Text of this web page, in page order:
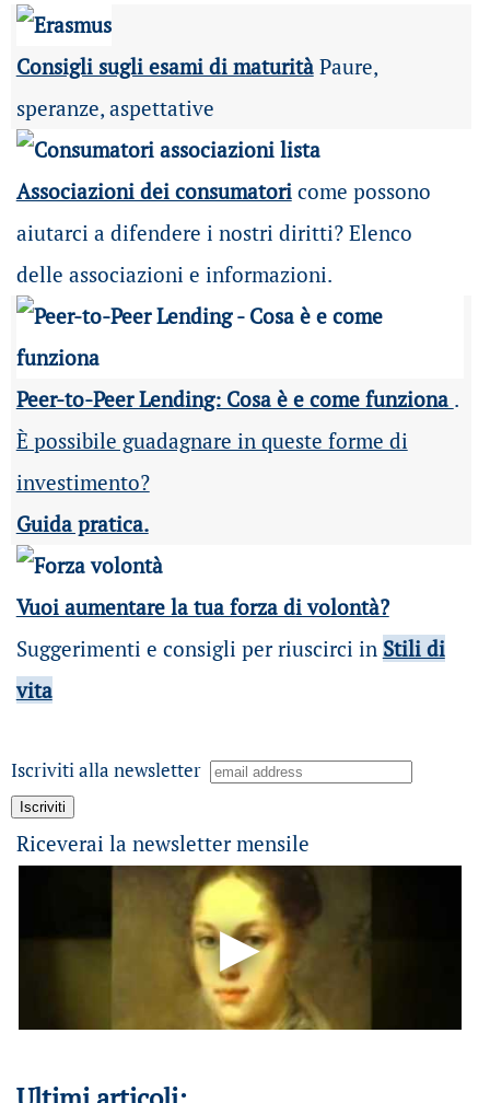
Consigli sugli esami di maturità Paure,
speranze, aspettative
Associazioni dei consumatoricome possono
aiutarci a difendere i nostri diritti? Elenco
delle associazioni e informazioni.
Peer-to-Peer Lending: Cosa è e come funziona .
È possibile guadagnare in queste forme di
investimento?
Guida pratica.
Vuoi aumentare la tua forza di volontà?
Suggerimenti e consigli per riuscirci in Stili di
vita
Iscriviti alla newsletter
Riceverai la newsletter mensile